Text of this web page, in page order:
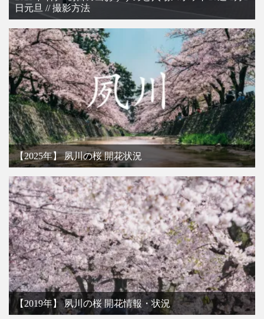
日元旦 // 撮影方法
【2025年】 夙川の桜 開花状況
【2019年】 夙川の桜 開花情報・状況